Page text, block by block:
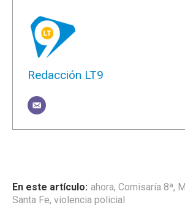
Redacción LT9
ahora, Comisaría 8ª,
Santa Fe, violencia policial